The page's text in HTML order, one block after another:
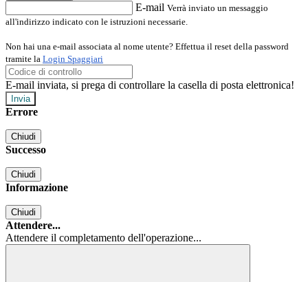
E-mail Verrà inviato un messaggio
all'indirizzo indicato con le istruzioni necessarie.
Non hai una e-mail associata al nome utente? Effettua il reset della password
tramite la Login Spaggiari
E-mail inviata, si prega di controllare la casella di posta elettronica!
Errore
Chiudi
Successo
Chiudi
Informazione
Chiudi
Attendere...
Attendere il completamento dell'operazione...